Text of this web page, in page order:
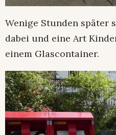
Wenige Stunden später
dabei und eine Art
einem Glascontainer.